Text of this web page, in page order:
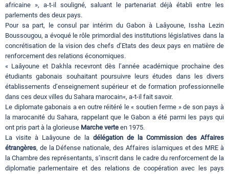
africaine », a-t-il souligné, saluant le partenariat déjà établi entre les
parlements des deux pays.
Pour sa part, le consul par intérim du Gabon à Laâyoune, Issha Lezin
Boussougou, a évoqué le rôle primordial des institutions législatives dans la
concrétisation de la vision des chefs d’Etats des deux pays en matière de
renforcement des relations économiques.
« Laâyoune et Dakhla recevront dès l’année académique prochaine des
étudiants gabonais souhaitant poursuivre leurs études dans les divers
établissements d’enseignement supérieur et de formation professionnelle
dans ces deux villes du Sahara marocain«, a-t-il fait savoir.
Le diplomate gabonais a en outre réitéré le « soutien ferme » de son pays à
la marocanité du Sahara, rappelant que le Gabon a été parmi les pays qui
ont pris part à la glorieuse Marche verte en 1975.
La visite à Laâyoune de la délégation de la Commission des Affaires
étrangères, de la Défense nationale, des Affaires islamiques et des MRE à
la Chambre des représentants, s’inscrit dans le cadre du renforcement de la
diplomatie parlementaire et des relations de coopération avec les pays